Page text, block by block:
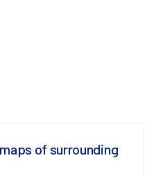
of surrounding